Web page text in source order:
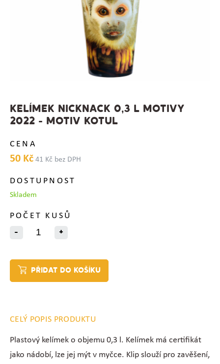
KELÍMEK NICKNACK 0,3 L MOTIVY
2022 - MOTIV KOTUL
CENA
50 Kč 41 Kč bez DPH
DOSTUPNOST
Skladem
POČET KUSŮ
-
+
PŘIDAT DO KOŠÍKU
CELÝ POPIS PRODUKTU
Plastový kelímek o objemu 0,3 l. Kelímek má certifikát
jako nádobí, lze jej mýt v myčce. Klip slouží pro zavěšení,